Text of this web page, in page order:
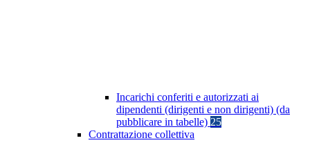
Incarichi conferiti e autorizzati ai
dipendenti (dirigenti e non dirigenti) (da
pubblicare in tabelle) 25
Contrattazione collettiva